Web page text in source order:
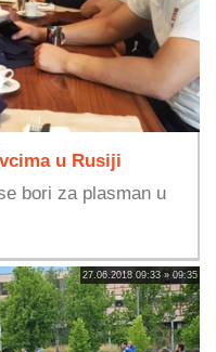
u Rusiji
bori za plasman u
27.06.2018 09:33 » 09:35